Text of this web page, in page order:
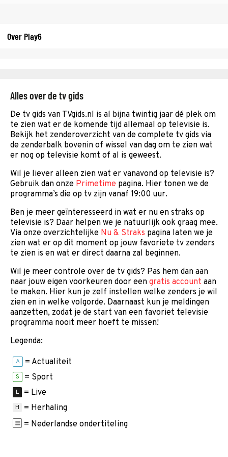
Over Play6
Alles over de tv gids
De tv gids van TVgids.nl is al bijna twintig jaar dé plek om
te zien wat er de komende tijd allemaal op televisie is.
Bekijk het zenderoverzicht van de complete tv gids via
de zenderbalk bovenin of wissel van dag om te zien wat
er nog op televisie komt of al is geweest.
Wil je liever alleen zien wat er vanavond op televisie is?
Gebruik dan onze Primetime pagina. Hier tonen we de
programma’s die op tv zijn vanaf 19:00 uur.
Ben je meer geïnteresseerd in wat er nu en straks op
televisie is? Daar helpen we je natuurlijk ook graag mee.
Via onze overzichtelijke Nu & Straks pagina laten we je
zien wat er op dit moment op jouw favoriete tv zenders
te zien is en wat er direct daarna zal beginnen.
Wil je meer controle over de tv gids? Pas hem dan aan
naar jouw eigen voorkeuren door een gratis account aan
te maken. Hier kun je zelf instellen welke zenders je wil
zien en in welke volgorde. Daarnaast kun je meldingen
aanzetten, zodat je de start van een favoriet televisie
programma nooit meer hoeft te missen!
Legenda:
A = Actualiteit
S = Sport
L = Live
H
= Herhaling
= Nederlandse ondertiteling